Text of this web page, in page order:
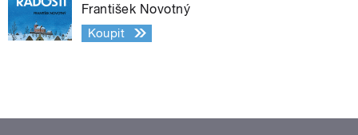
František Novotný
Koupit